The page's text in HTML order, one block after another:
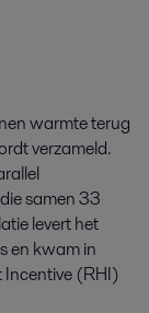
warmte terug
verzameld.
samen 33
levert het
en kwam in
Incentive (RHI)